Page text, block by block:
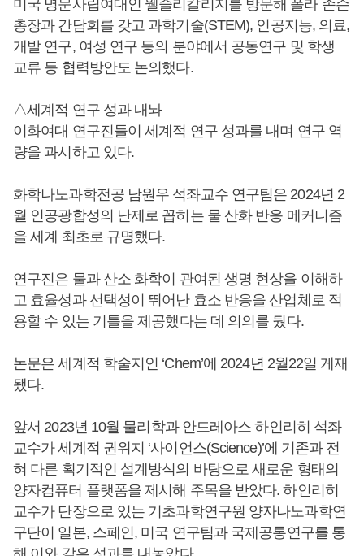
미국 명문사립여대인 웰슬리칼리지를 방문해 폴라 존슨
총장과 간담회를 갖고 과학기술(STEM), 인공지능, 의료,
개발 연구, 여성 연구 등의 분야에서 공동연구 및 학생
교류 등 협력방안도 논의했다.
△세계적 연구 성과 내놔
이화여대 연구진들이 세계적 연구 성과를 내며 연구 역
량을 과시하고 있다.
화학나노과학전공 남원우 석좌교수 연구팀은 2024년 2
월 인공광합성의 난제로 꼽히는 물 산화 반응 메커니즘
을 세계 최초로 규명했다.
연구진은 물과 산소 화학이 관여된 생명 현상을 이해하
고 효율성과 선택성이 뛰어난 효소 반응을 산업체로 적
용할 수 있는 기틀을 제공했다는 데 의의를 뒀다.
논문은 세계적 학술지인 ‘Chem’에 2024년 2월22일 게재
됐다.
앞서 2023년 10월 물리학과 안드레아스 하인리히 석좌
교수가 세계적 권위지 ‘사이언스(Science)’에 기존과 전
혀 다른 획기적인 설계방식의 바탕으로 새로운 형태의
양자컴퓨터 플랫폼을 제시해 주목을 받았다. 하인리히
교수가 단장으로 있는 기초과학연구원 양자나노과학연
구단이 일본, 스페인, 미국 연구팀과 국제공통연구를 통